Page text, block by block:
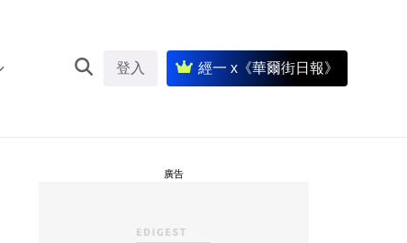
登入 經一 x《華爾街日報》
廣告